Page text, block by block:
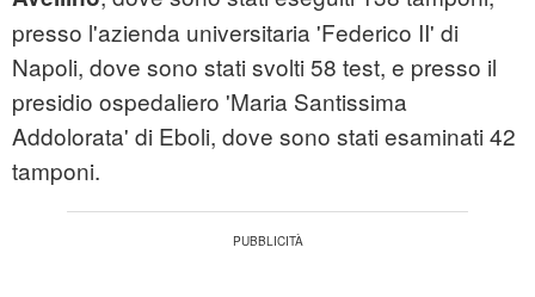
presso l'azienda universitaria 'Federico II' di
Napoli, dove sono stati svolti 58 test, e presso il
presidio ospedaliero 'Maria Santissima
Addolorata' di Eboli, dove sono stati esaminati 42
tamponi.